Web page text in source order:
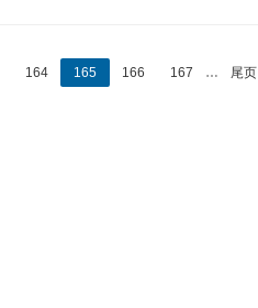
164 165 166 167 … 尾页